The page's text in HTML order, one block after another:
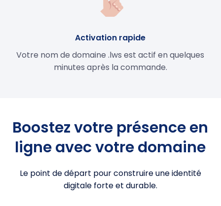
Activation rapide
Votre nom de domaine .lws est actif en quelques
minutes après la commande.
Boostez votre présence en
ligne avec votre domaine
Le point de départ pour construire une identité
digitale forte et durable.